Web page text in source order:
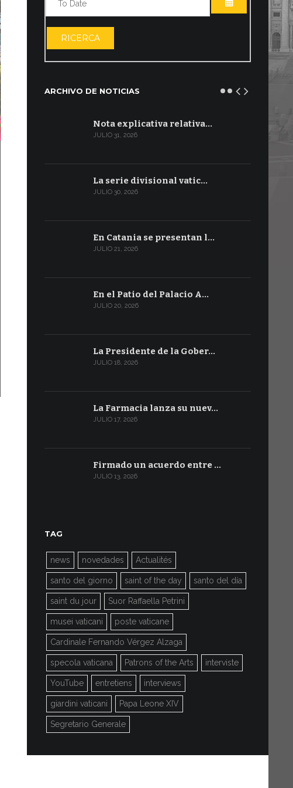
ABRIR EL
RICERCA
ARCHIVO DE NOTICIAS
Nota explicativa relativa…
JULIO 31, 2026
La serie divisional vatic…
JULIO 30, 2026
En Catania se presentan l…
JULIO 21, 2026
En el Patio del Palacio A…
JULIO 20, 2026
La Presidente de la Gober…
JULIO 18, 2026
La Farmacia lanza su nuev…
JULIO 17, 2026
Firmado un acuerdo entre …
JULIO 13, 2026
TAG
news novedades Actualités
santo del giorno saint of the day santo del día
saint du jour Suor Raffaella Petrini
musei vaticani poste vaticane
Cardinale Fernando Vérgez Alzaga
specola vaticana Patrons of the Arts interviste
YouTube entretiens interviews
giardini vaticani Papa Leone XIV
Segretario Generale